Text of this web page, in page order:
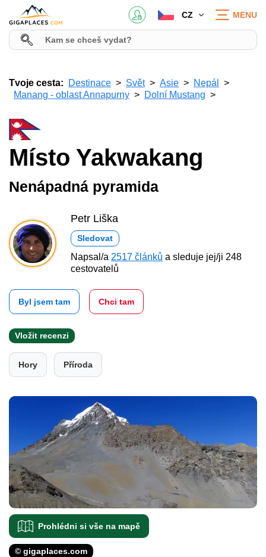
CZ MENU
Tvoje cesta: Destinace Svět Asie
Nepál
Manang - oblast Annapurny
Dolní Mustang
Místo Yakwakang
Nenápadná pyramida
Petr Liška
Sledovat
Napsal/a 2517 článků a sleduje jej/ji 248
cestovatelů
Byl jsem tam Chci tam
Vložit recenzi
Hory Příroda
Prohlédni si vše na mapě
© gigaplaces.com